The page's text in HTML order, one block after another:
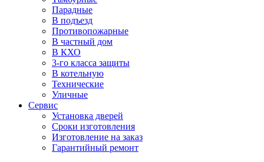
Парадные
В подъезд
Противопожарные
В частный дом
В КХО
3-го класса защиты
В котельную
Технические
Уличные
Сервис
Установка дверей
Сроки изготовления
Изготовление на заказ
Гарантийный ремонт